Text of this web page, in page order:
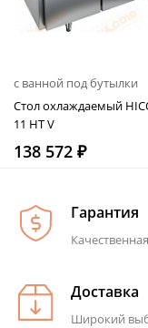
с ванной под бутылки
Стол охлаждаемый
11 HT V
138 572 ₽
Гарантия
Доставка
Широкий